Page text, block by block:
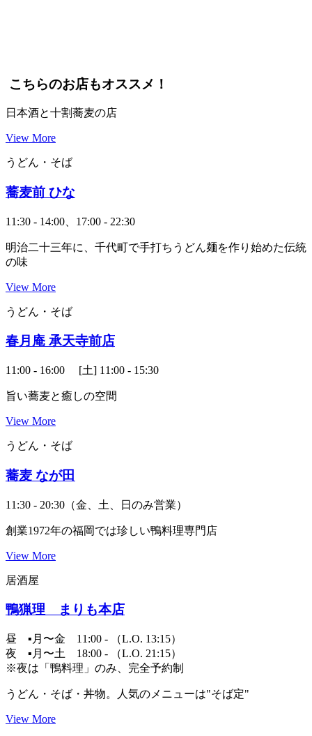
こちらのお店もオススメ！
日本酒と十割蕎麦の店
View More
うどん・そば
蕎麦前 ひな
11:30 - 14:00、17:00 - 22:30
明治二十三年に、千代町で手打ちうどん麺を作り始めた伝統
の味
View More
うどん・そば
春月庵 承天寺前店
11:00 - 16:00 [土] 11:00 - 15:30
旨い蕎麦と癒しの空間
View More
うどん・そば
蕎麦 なが田
11:30 - 20:30（金、土、日のみ営業）
創業1972年の福岡では珍しい鴨料理専門店
View More
居酒屋
鴨猟理 まりも本店
昼 ▪️月〜金 11:00 - （L.O. 13:15）
夜 ▪️月〜土 18:00 - （L.O. 21:15）
※夜は「鴨料理」のみ、完全予約制
うどん・そば・丼物。人気のメニューは"そば定"
View More